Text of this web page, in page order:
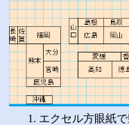
エクセル方眼紙